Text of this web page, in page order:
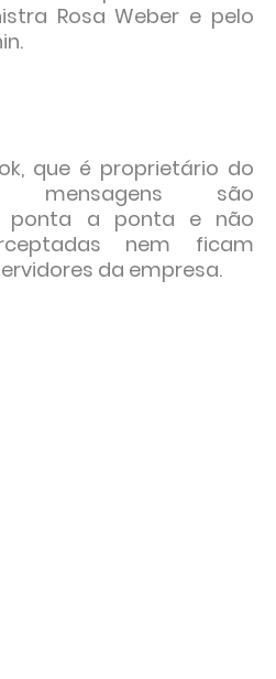
Rosa Weber e pelo
que é proprietário do
mensagens são
ponta a ponta e não
nem ficam
da empresa.